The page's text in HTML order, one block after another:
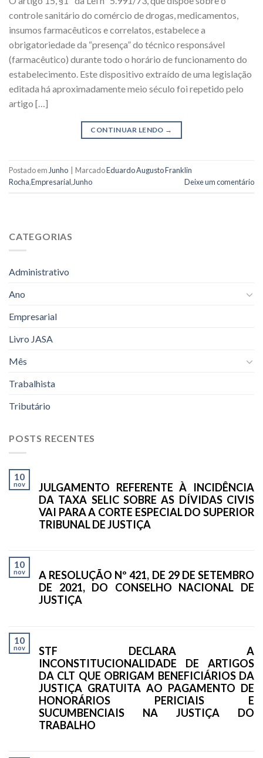
controle sanitário do comércio de drogas, medicamentos,
insumos farmacêuticos e correlatos, estabelece a
obrigatoriedade da “presença” do técnico responsável
(farmacêutico) durante todo o horário de funcionamento do
estabelecimento. Este dispositivo extraído de uma legislação
editada há aproximadamente meio século foi repetido pelo
artigo […]
CONTINUAR LENDO →
Postado em Junho MarcadoEduardo Augusto Franklin
Rocha,Empresarial,Junho Deixe um comentário
CATEGORIAS
Administrativo
Ano
Empresarial
Livro JASA
Mês
Trabalhista
Tributário
POSTS RECENTES
10
nov
JULGAMENTO REFERENTE À INCIDÊNCIA
DA TAXA SELIC SOBRE AS DÍVIDAS CIVIS
VAI PARA A CORTE ESPECIAL DO SUPERIOR
TRIBUNAL DE JUSTIÇA
10
nov
A RESOLUÇÃO Nº 421, DE 29 DE SETEMBRO
DE 2021, DO CONSELHO NACIONAL DE
JUSTIÇA
10
nov
STF DECLARA A
INCONSTITUCIONALIDADE DE ARTIGOS
DA CLT QUE OBRIGAM BENEFICIÁRIOS DA
JUSTIÇA GRATUITA AO PAGAMENTO DE
HONORÁRIOS PERICIAIS E
SUCUMBENCIAIS NA JUSTIÇA DO
TRABALHO